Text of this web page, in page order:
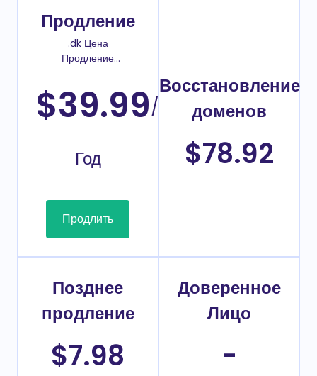
Продление
.dk Цена
Продление
$39.99/
Год
Продлить
Восстановление
доменов
$78.92
Позднее
продление
$7.98
Доверенное
Лицо
-